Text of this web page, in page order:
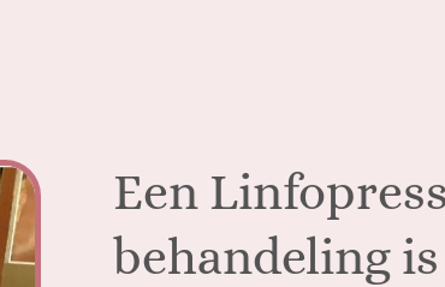
Een Linfopress
behandeling